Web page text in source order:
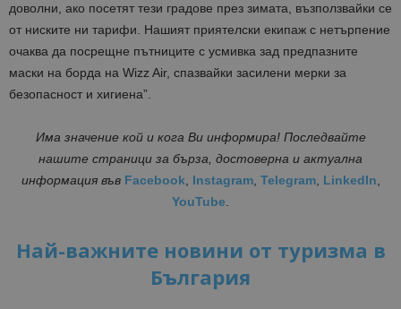
доволни, ако посетят тези градове през зимата, възползвайки се
от ниските ни тарифи. Нашият приятелски екипаж с нетърпение
очаква да посрещне пътниците с усмивка зад предпазните
маски на борда на Wizz Air, спазвайки засилени мерки за
безопасност и хигиена”.
Има значение кой и кога Ви информира! Последвайте
нашите страници за бърза, достоверна и актуална
информация във Facebook, Instagram, Telegram, LinkedIn,
YouTube.
Най-важните новини от туризма в
България